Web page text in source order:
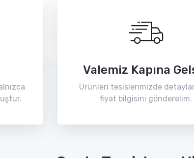
Valemiz Kapına
Ürünleri tesislerimizde
fiyat bilgisini gönderelim.